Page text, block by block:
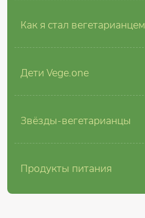
Как я стал вегетарианцем
Дети Vege.one
Звёзды-вегетарианцы
Продукты питания